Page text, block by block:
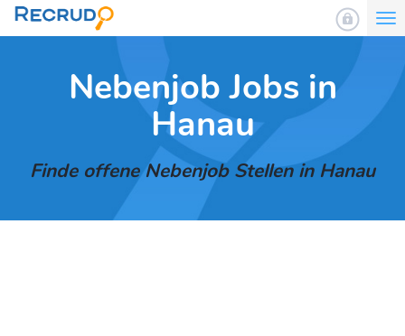
Nebenjob Jobs in
Hanau
Finde offene Nebenjob Stellen in Hanau